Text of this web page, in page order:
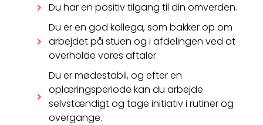
Du har en positiv tilgang til din omverden.
Du er en god kollega, som bakker op om
arbejdet på stuen og i afdelingen ved at
overholde vores aftaler.
Du er mødestabil, og efter en
oplæringsperiode kan du arbejde
selvstændigt og tage initiativ i rutiner og
overgange.